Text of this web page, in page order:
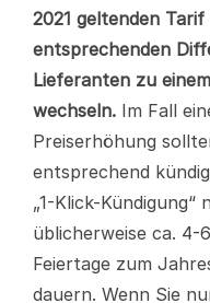
2021 geltenden
entsprechenden
Lieferanten zu
wechseln. Im Fall
Preiserhöhung
entsprechend
„1-Klick-
üblicherweise ca. 4-
Feiertage zum
dauern. Wenn Sie